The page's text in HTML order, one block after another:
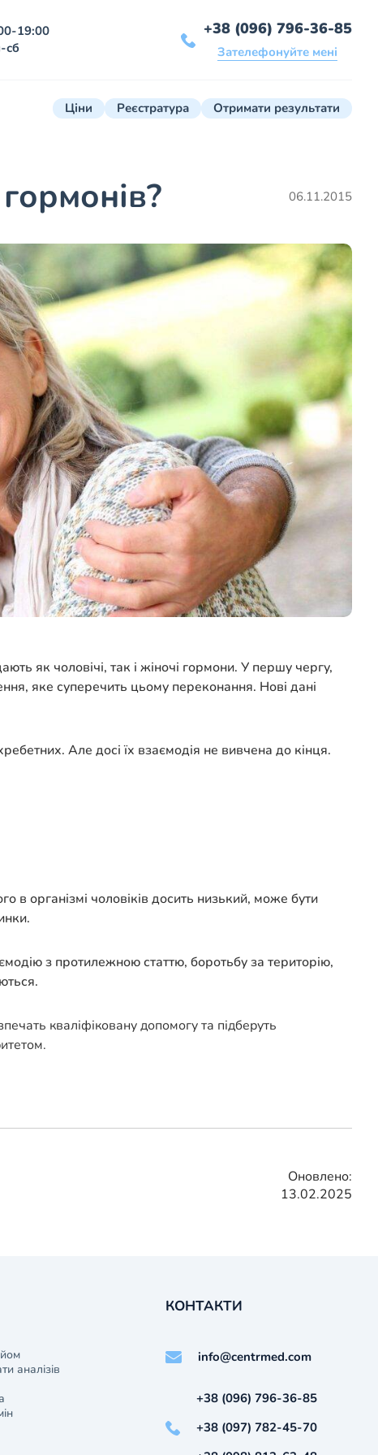
19:00
сб
+38 (096) 796-36-85
Зателефонуйте мені
Ціни Реєстратура Отримати результати
06.11.2015
як чоловічі, так і жіночі гормони. У першу чергу,
яке суперечить цьому переконання. Нові дані
Але досі їх взаємодія не вивчена до кінця.
в організмі чоловіків досить низький, може бути
з протилежною статтю, боротьбу за територію,
кваліфіковану допомогу та підберуть
Оновлено:
13.02.2025
аналізів
КОНТАКТИ
info@centrmed.com
+38 (096) 796-36-85
+38 (097) 782-45-70